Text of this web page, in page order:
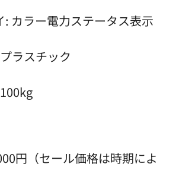
: カラー電力ステータス表示
ラスチック
円（セール価格は時期によ